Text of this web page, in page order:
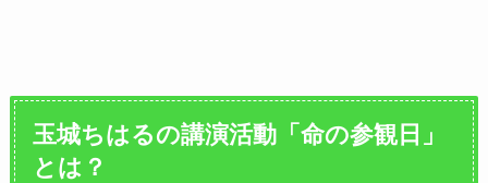
玉城ちはるの講演活動「命の参観日」
とは？